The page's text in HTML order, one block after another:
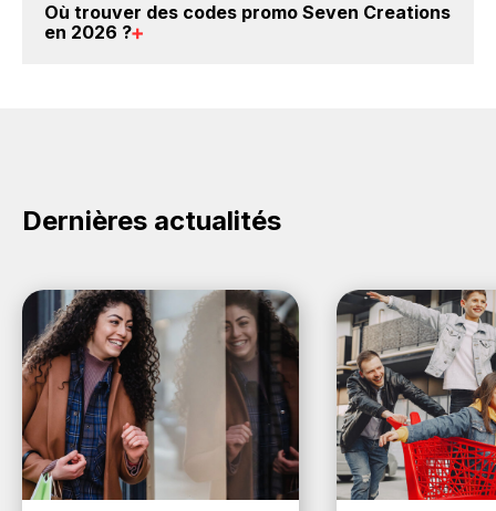
tient pas compte de vos éventuels bonus.
compte gratuitement pour cumuler vos réductions
Où trouver des codes promo Seven Creations
en 2026 ?
Dernières actualités